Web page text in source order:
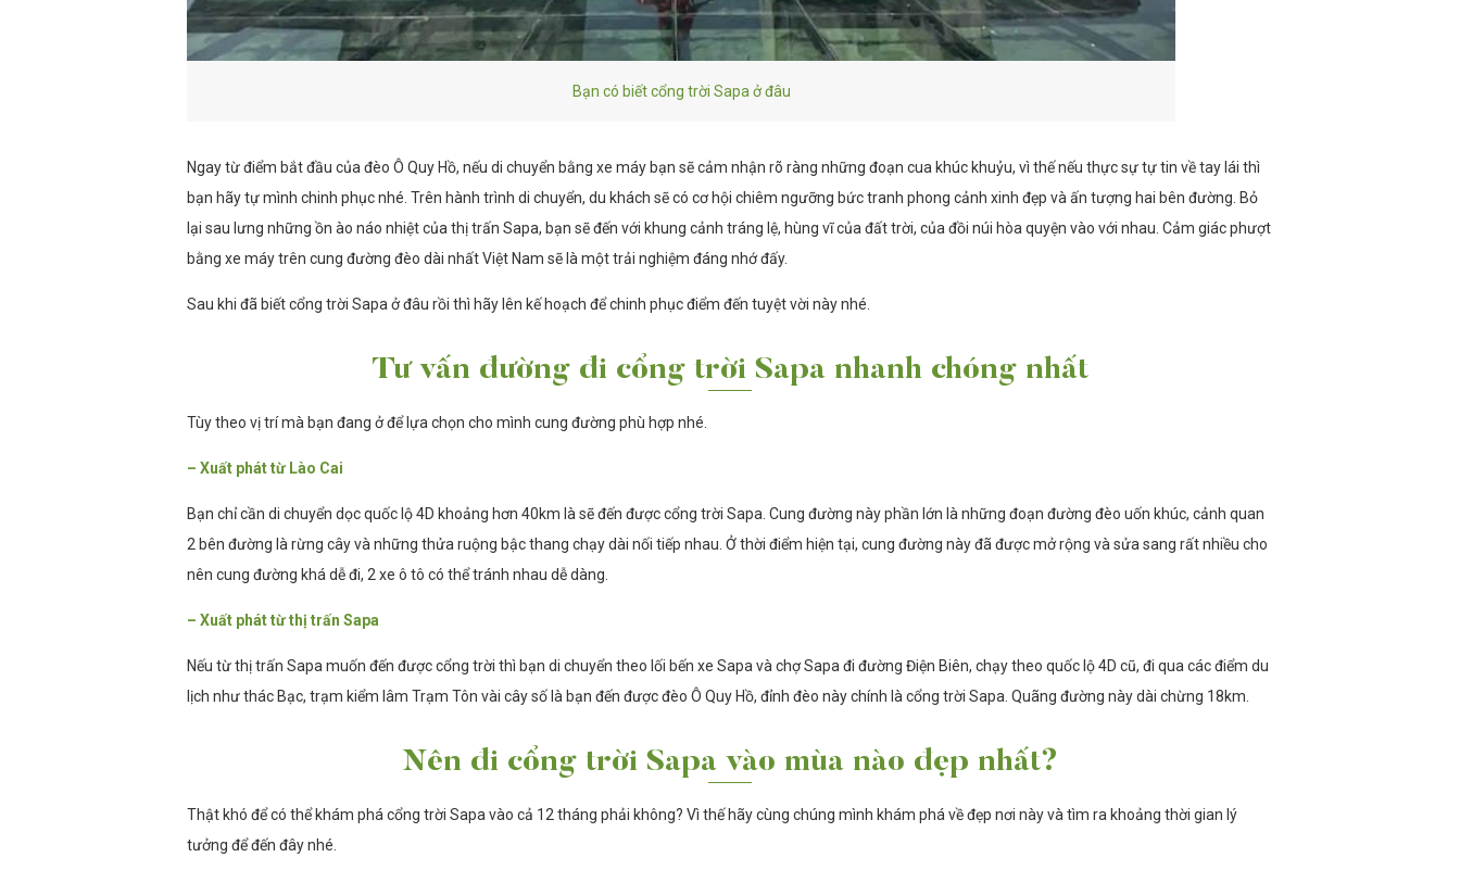
Bạn có biết cổng trời Sapa ở đâu
Ngay từ điểm bắt đầu của đèo Ô Quy Hồ, nếu di chuyển bằng xe máy bạn sẽ cảm nhận rõ ràng những đoạn cua khúc khuỷu, vì thế nếu thực sự tự tin về tay lái thì
bạn hãy tự mình chinh phục nhé. Trên hành trình di chuyển, du khách sẽ có cơ hội chiêm ngưỡng bức tranh phong cảnh xinh đẹp và ấn tượng hai bên đường. Bỏ
lại sau lưng những ồn ào náo nhiệt của thị trấn Sapa, bạn sẽ đến với khung cảnh tráng lệ, hùng vĩ của đất trời, của đồi núi hòa quyện vào với nhau. Cảm giác phượt
bằng xe máy trên cung đường đèo dài nhất Việt Nam sẽ là một trải nghiệm đáng nhớ đấy.
Sau khi đã biết cổng trời Sapa ở đâu rồi thì hãy lên kế hoạch để chinh phục điểm đến tuyệt vời này nhé.
Tư vấn đường đi cổng trời Sapa nhanh chóng nhất
Tùy theo vị trí mà bạn đang ở để lựa chọn cho mình cung đường phù hợp nhé.
– Xuất phát từ Lào Cai
Bạn chỉ cần di chuyển dọc quốc lộ 4D khoảng hơn 40km là sẽ đến được cổng trời Sapa. Cung đường này phần lớn là những đoạn đường đèo uốn khúc, cảnh quan
2 bên đường là rừng cây và những thửa ruộng bậc thang chạy dài nối tiếp nhau. Ở thời điểm hiện tại, cung đường này đã được mở rộng và sửa sang rất nhiều cho
nên cung đường khá dễ đi, 2 xe ô tô có thể tránh nhau dễ dàng.
– Xuất phát từ thị trấn Sapa
Nếu từ thị trấn Sapa muốn đến được cổng trời thì bạn di chuyển theo lối bến xe Sapa và chợ Sapa đi đường Điện Biên, chạy theo quốc lộ 4D cũ, đi qua các điểm du
lịch như thác Bạc, trạm kiểm lâm Trạm Tôn vài cây số là bạn đến được đèo Ô Quy Hồ, đỉnh đèo này chính là cổng trời Sapa. Quãng đường này dài chừng 18km.
Nên đi cổng trời Sapa vào mùa nào đẹp nhất?
Thật khó để có thể khám phá cổng trời Sapa vào cả 12 tháng phải không? Vì thế hãy cùng chúng mình khám phá về đẹp nơi này và tìm ra khoảng thời gian lý
tưởng để đến đây nhé.